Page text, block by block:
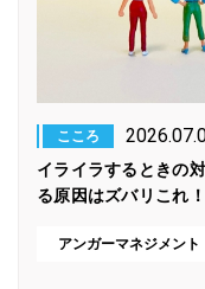
こころ
イライラするときの
る原因はズバリこれ！
アンガーマネジメント